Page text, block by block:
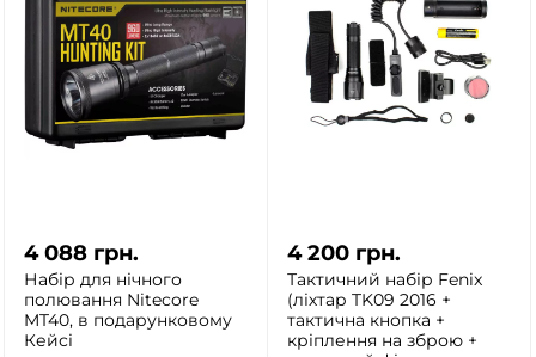
4 088 грн.
Набір для нічного
полювання Nitecore
MT40, в подарунковому
Кейсі
4 200 грн.
Тактичний набір Fenix
(ліхтар TK09 2016 +
тактична кнопка +
кріплення на зброю +